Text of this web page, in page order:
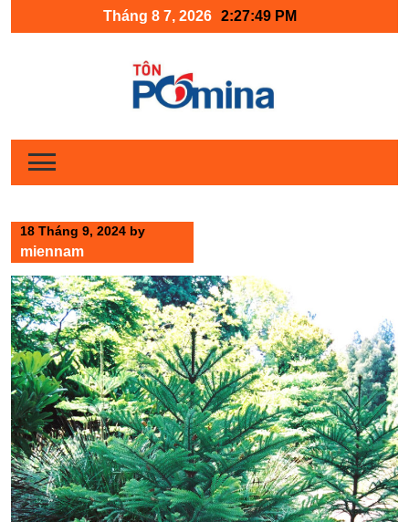
Tháng 8 7, 2026 2:27:50 PM
18 Tháng 9, 2024 by
miennam